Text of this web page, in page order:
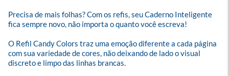
Precisa de mais folhas? Com os refis, seu Caderno Inteligente
fica sempre novo, não importa o quanto você escreva!
O Refil Candy Colors traz uma emoção diferente a cada página
com sua variedade de cores, não deixando de lado o visual
discreto e limpo das linhas brancas.